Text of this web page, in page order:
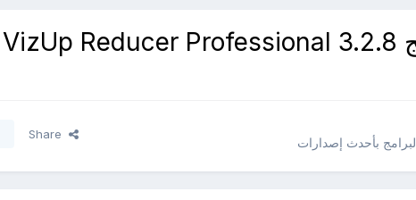
Download - تحميل برنامج VizUp Reducer Professional 3.2.8
بأحدث إصدارات
Share